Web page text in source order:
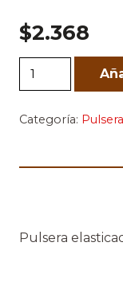
$2.368
Puls328
cantidad
Categoría:
Pulsera